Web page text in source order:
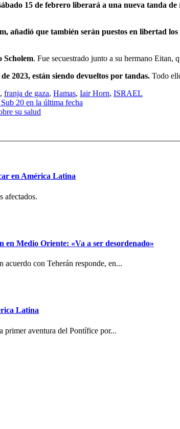
15 de febrero liberará a una nueva tanda
añadió que también serán puestos en libertad
Scholem. Fue secuestrado junto a su hermano Eitan,
2023, están siendo devueltos por tandas. Todo
, franja de gaza, Hamas, Iair Horn, ISRAEL
20 en la última fecha
su salud
en América Latina
afectados.
Medio Oriente: «Va a ser desordenado»
con Teherán responde, en...
Latina
primer aventura del Pontífice por...